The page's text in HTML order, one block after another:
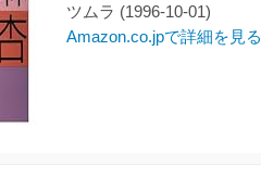
ツムラ (1996-10-01)
Amazon.co.jpで詳細を見る